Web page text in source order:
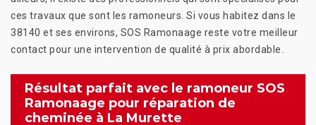
ces travaux que sont les ramoneurs. Si vous habitez dans le
38140 et ses environs, SOS Ramonaage reste votre meilleur
contact pour une intervention de qualité à prix abordable.
Résultat parfait avec le ramoneur SOS
Ramonaage pour réparation de
cheminée à La Murette